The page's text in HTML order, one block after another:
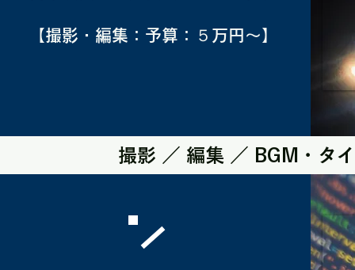
【撮影・編集：予算：５万円～】
撮影 ／ 編集 ／ BGM・タ